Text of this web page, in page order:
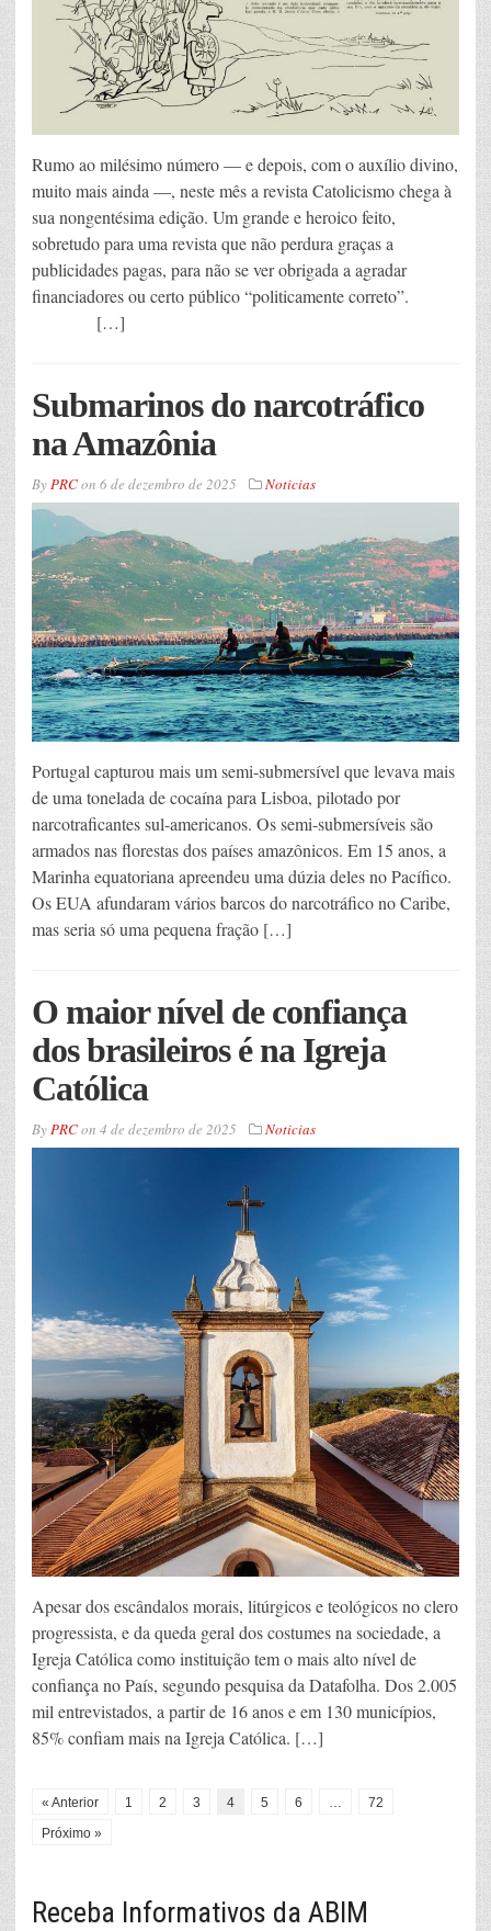
Rumo ao milésimo número — e depois, com o auxílio divino,
muito mais ainda —, neste mês a revista Catolicismo chega à
sua nongentésima edição. Um grande e heroico feito,
sobretudo para uma revista que não perdura graças a
publicidades pagas, para não se ver obrigada a agradar
financiadores ou certo público “politicamente correto”.
[…]
Submarinos do narcotráfico
na Amazônia
ByPRCon 6 de dezembro de 2025 Noticias
Portugal capturou mais um semi-submersível que levava mais
de uma tonelada de cocaína para Lisboa, pilotado por
narcotraficantes sul-americanos. Os semi-submersíveis são
armados nas florestas dos países amazônicos. Em 15 anos, a
Marinha equatoriana apreendeu uma dúzia deles no Pacífico.
Os EUA afundaram vários barcos do narcotráfico no Caribe,
mas seria só uma pequena fração […]
O maior nível de confiança
dos brasileiros é na Igreja
Católica
ByPRCon 4 de dezembro de 2025 Noticias
Apesar dos escândalos morais, litúrgicos e teológicos no clero
progressista, e da queda geral dos costumes na sociedade, a
Igreja Católica como instituição tem o mais alto nível de
confiança no País, segundo pesquisa da Datafolha. Dos 2.005
mil entrevistados, a partir de 16 anos e em 130 municípios,
85% confiam mais na Igreja Católica. […]
« Anterior 1 2 3 4 5 6 …
72
Próximo »
Receba Informativos da ABIM